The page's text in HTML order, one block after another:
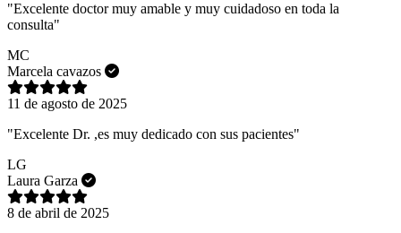
"Excelente doctor muy amable y muy cuidadoso en toda la
consulta"
MC
Marcela cavazos
11 de agosto de 2025
"Excelente Dr. ,es muy dedicado con sus pacientes"
LG
Laura Garza
8 de abril de 2025